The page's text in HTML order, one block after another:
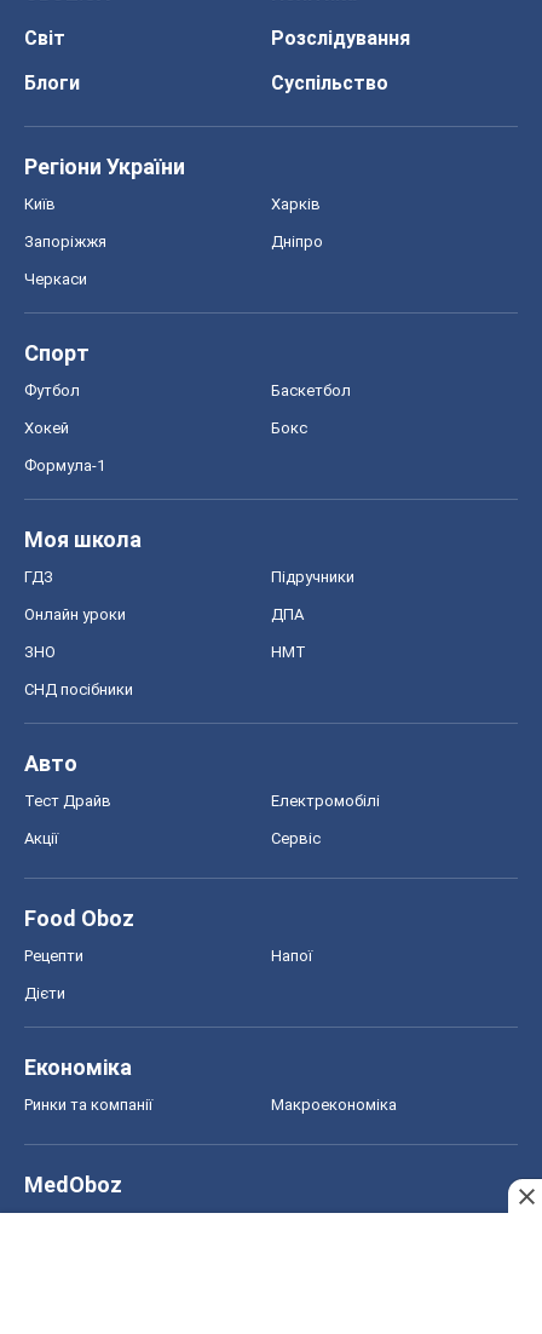
Світ
Розслідування
Блоги
Суспільство
Регіони України
Київ Харків
Запоріжжя Дніпро
Черкаси
Спорт
Футбол Баскетбол
Хокей Бокс
Формула-1
Моя школа
ГДЗ Підручники
Онлайн уроки ДПА
ЗНО НМТ
СНД посібники
Авто
Тест Драйв Електромобілі
Акції Сервіс
Food Oboz
Рецепти Напої
Дієти
Економіка
Ринки та компанії Макроекономіка
MedOboz